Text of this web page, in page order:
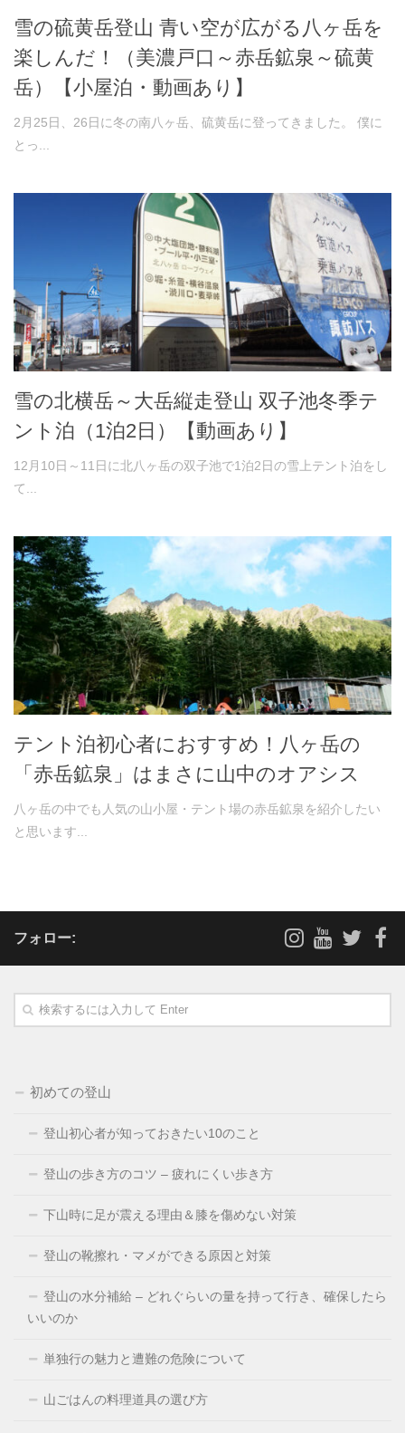
雪の硫黄岳登山 青い空が広がる八ヶ岳を
楽しんだ！（美濃戸口～赤岳鉱泉～硫黄
岳）【小屋泊・動画あり】
2月25日、26日に冬の南八ヶ岳、硫黄岳に登ってきました。 僕に
とっ...
雪の北横岳～大岳縦走登山 双子池冬季テ
ント泊（1泊2日）【動画あり】
12月10日～11日に北八ヶ岳の双子池で1泊2日の雪上テント泊をし
て...
テント泊初心者におすすめ！八ヶ岳の
「赤岳鉱泉」はまさに山中のオアシス
八ヶ岳の中でも人気の山小屋・テント場の赤岳鉱泉を紹介したい
と思います...
フォロー:
初めての登山
登山初心者が知っておきたい10のこと
登山の歩き方のコツ – 疲れにくい歩き方
下山時に足が震える理由＆膝を傷めない対策
登山の靴擦れ・マメができる原因と対策
登山の水分補給 – どれぐらいの量を持って行き、確保したら
いいのか
単独行の魅力と遭難の危険について
山ごはんの料理道具の選び方